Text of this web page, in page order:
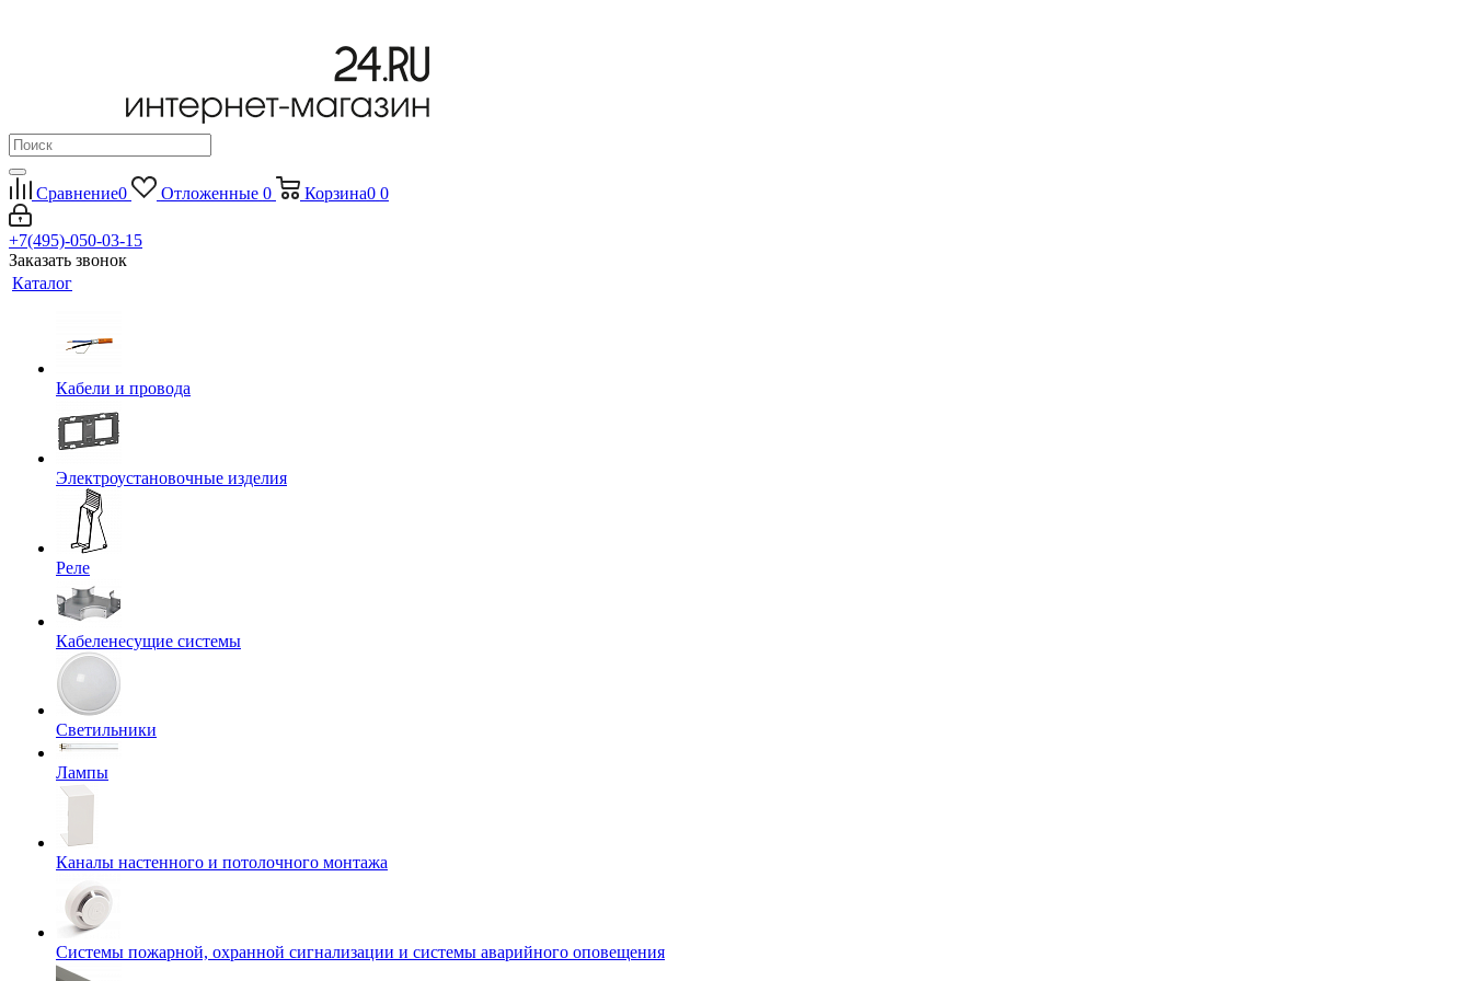
Сравнение0 Отложенные 0 Корзина0 0
+7(495)-050-03-15
Заказать звонок
Каталог
Кабели и провода
Электроустановочные изделия
Реле
Кабеленесущие системы
Светильники
Лампы
Каналы настенного и потолочного монтажа
Системы пожарной, охранной сигнализации и системы аварийного оповещения